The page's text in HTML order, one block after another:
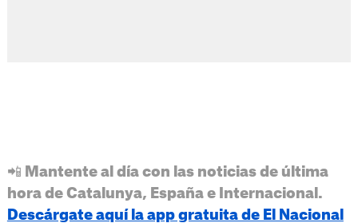
📲 Mantente al día con las noticias de última
hora de Catalunya, España e Internacional.
Descárgate aquí la app gratuita de El Nacional